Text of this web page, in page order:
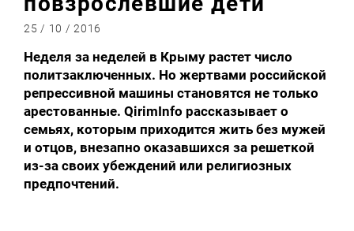
25 / 10 / 2016
Неделя за неделей в Крыму растет число
политзаключенных. Но жертвами российской
репрессивной машины становятся не только
арестованные. QirimInfo рассказывает о
семьях, которым приходится жить без мужей
и отцов, внезапно оказавшихся за решеткой
из-за своих убеждений или религиозных
предпочтений.